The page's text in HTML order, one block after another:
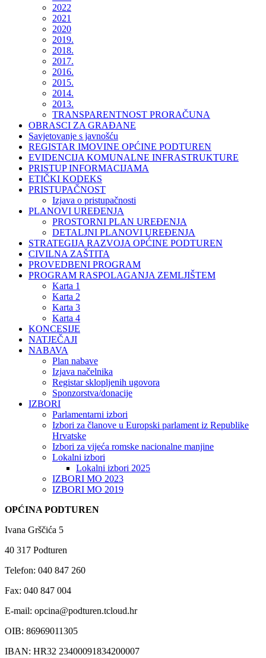
2022
2021
2020
2019.
2018.
2017.
2016.
2015.
2014.
2013.
TRANSPARENTNOST PRORAČUNA
OBRASCI ZA GRAĐANE
Savjetovanje s javnošću
REGISTAR IMOVINE OPĆINE PODTUREN
EVIDENCIJA KOMUNALNE INFRASTRUKTURE
PRISTUP INFORMACIJAMA
ETIČKI KODEKS
PRISTUPAČNOST
Izjava o pristupačnosti
PLANOVI UREĐENJA
PROSTORNI PLAN UREĐENJA
DETALJNI PLANOVI UREĐENJA
STRATEGIJA RAZVOJA OPĆINE PODTUREN
CIVILNA ZAŠTITA
PROVEDBENI PROGRAM
PROGRAM RASPOLAGANJA ZEMLJIŠTEM
Karta 1
Karta 2
Karta 3
Karta 4
KONCESIJE
NATJEČAJI
NABAVA
Plan nabave
Izjava načelnika
Registar sklopljenih ugovora
Sponzorstva/donacije
IZBORI
Parlamentarni izbori
Izbori za članove u Europski parlament iz Republike
Hrvatske
Izbori za vijeća romske nacionalne manjine
Lokalni izbori
Lokalni izbori 2025
IZBORI MO 2023
IZBORI MO 2019
OPĆINA PODTUREN
Ivana Grščića 5
40 317 Podturen
Telefon: 040 847 260
Fax: 040 847 004
E-mail: opcina@podturen.tcloud.hr
OIB: 86969011305
IBAN: HR32 23400091834200007